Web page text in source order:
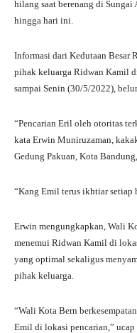
hilang saat berenang di Sungai
hingga hari ini.
Informasi dari Kedutaan Besar
pihak keluarga Ridwan Kamil
sampai Senin (30/5/2022),
“Pencarian Eril oleh otoritas
kata Erwin Muniruzaman,
Gedung Pakuan, Kota
“Kang Emil terus ikhtiar setiap
Erwin mengungkapkan, Wali
menemui Ridwan Kamil di
yang optimal sekaligus
pihak keluarga.
“Wali Kota Bern
Emil di lokasi pencarian,” ucap